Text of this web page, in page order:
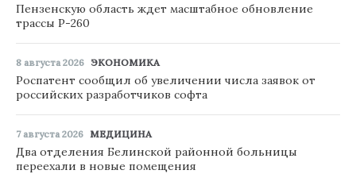
Пензенскую область ждет масштабное обновление
трассы Р-260
8 августа 2026 ЭКОНОМИКА
Роспатент сообщил об увеличении числа заявок от
российских разработчиков софта
7 августа 2026 МЕДИЦИНА
Два отделения Белинской районной больницы
переехали в новые помещения